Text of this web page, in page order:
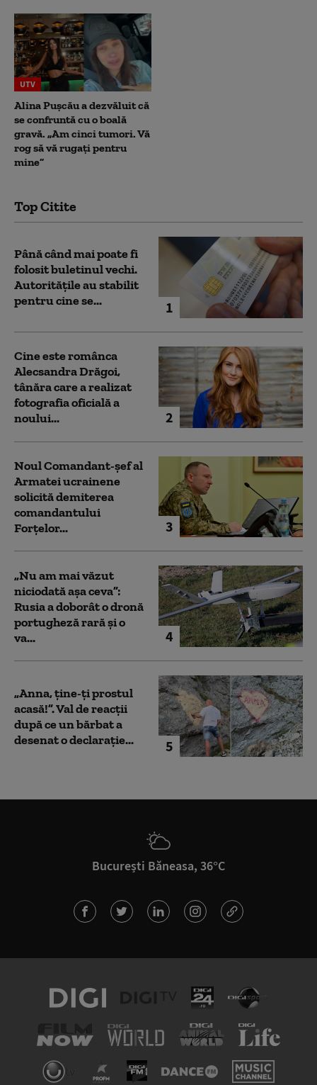
UTV
Alina Pușcău a dezvăluit că
se confruntă cu o boală
gravă. „Am cinci tumori. Vă
rog să vă rugați pentru
mine”
Top Citite
1
Până când mai poate fi
folosit buletinul vechi.
Autoritățile au stabilit
pentru cine se...
2
Cine este românca
Alecsandra Drăgoi,
tânăra care a realizat
fotografia oficială a
noului...
3
Noul Comandant-șef al
Armatei ucrainene
solicită demiterea
comandantului
Forțelor...
4
„Nu am mai văzut
niciodată așa ceva”:
Rusia a doborât o dronă
portugheză rară și o
va...
5
„Anna, ţine-ţi prostul
acasă!”. Val de reacții
după ce un bărbat a
desenat o declarație...
București Băneasa, 36°C